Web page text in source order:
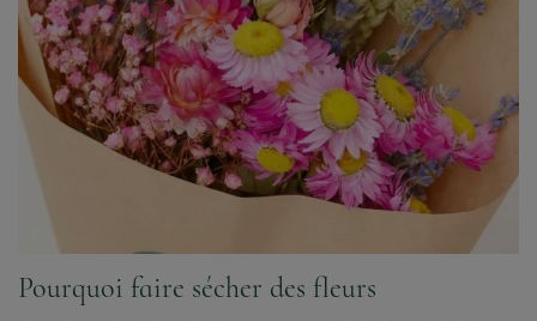
Pourquoi faire sécher des fleurs